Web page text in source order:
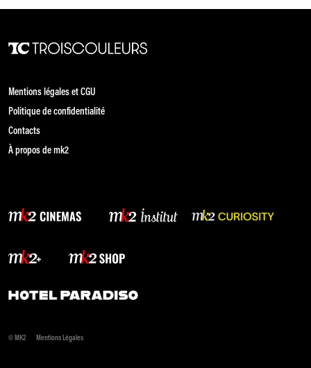
Mentions légales et CGU
Politique de confidentialité
Contacts
À propos de mk2
© MK2 Mentions Légales